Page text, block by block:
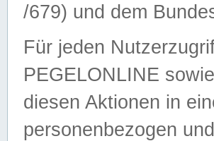
/679) und dem
Für jeden
PEGELONLINE
diesen Aktionen in
personenbezogen